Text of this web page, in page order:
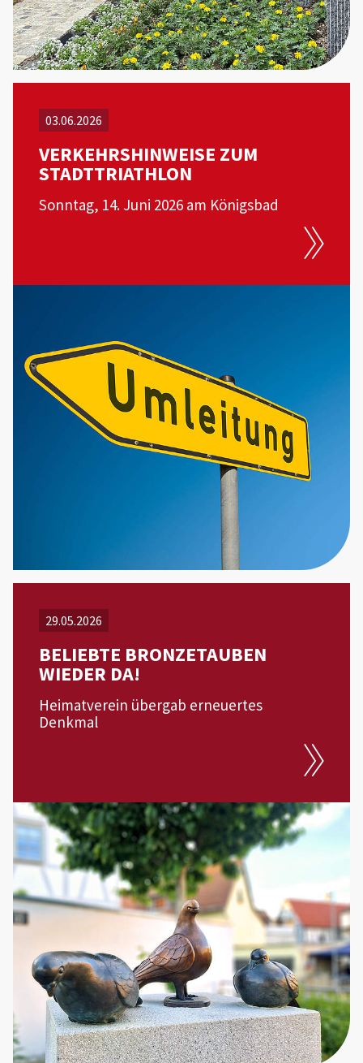
03.06.2026
VERKEHRSHINWEISE ZUM
STADTTRIATHLON
Sonntag, 14. Juni 2026 am Königsbad
29.05.2026
BELIEBTE BRONZETAUBEN
WIEDER DA!
Heimatverein übergab erneuertes
Denkmal